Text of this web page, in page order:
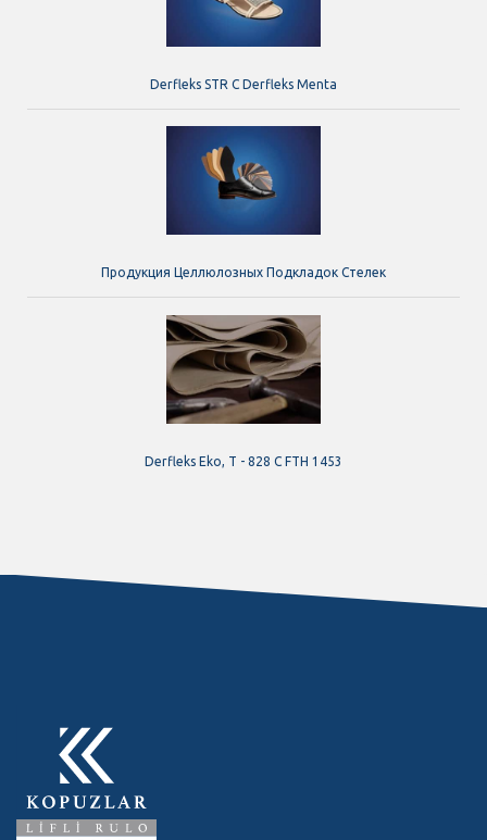
Derfleks STR C Derfleks Menta
Продукция Целлюлозных Подкладок Стелек
Derfleks Eko, T - 828 C FTH 1453